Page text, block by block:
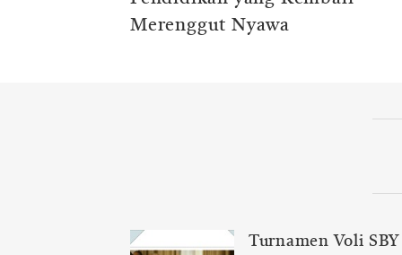
Merenggut Nyawa
Turnamen Voli SBY